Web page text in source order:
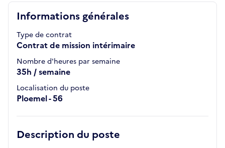
Informations générales
Type de contrat
Contrat de mission intérimaire
Nombre d'heures par semaine
35h / semaine
Localisation du poste
Ploemel - 56
Description du poste